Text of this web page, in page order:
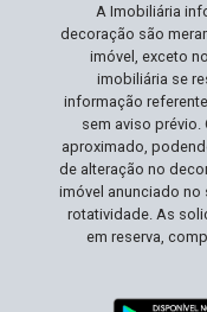
harmonioso,
investimento,
Perca Esta Oportunidade
esta, que
com um toque
mercado. Com
agora é o
investimento
descubra como
A Imobiliária
decoração são
imóvel, exceto
imobiliária se
informação
sem aviso
aproximado,
de alteração no
imóvel anunciado no
rotatividade. As
em reserva,